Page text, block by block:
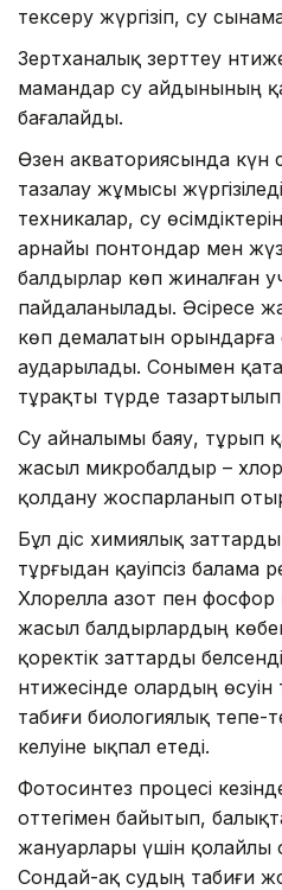
тексеру жүргізіп, су
Зертханалық зерттеу
мамандар су айдынының
бағалайды.
Өзен акваториясында күн
тазалау жұмысы
техникалар, су
арнайы понтондар мен
балдырлар көп жиналған
пайдаланылады. Әсіресе
көп демалатын орындарға
аударылады. Сонымен
тұрақты түрде
Су айналымы баяу, тұрып
жасыл микробалдыр –
қолдану жоспарланып
Бұл әдіс химиялық
тұрғыдан қауіпсіз балама
Хлорелла азот пен
жасыл балдырлардың
қоректік заттарды
нәтижесінде олардың
табиғи биологиялық тепе-
келуіне ықпал етеді.
Фотосинтез процесі
оттегімен байытып,
жануарлары үшін қолайлы
Сондай-ақ судың табиғи